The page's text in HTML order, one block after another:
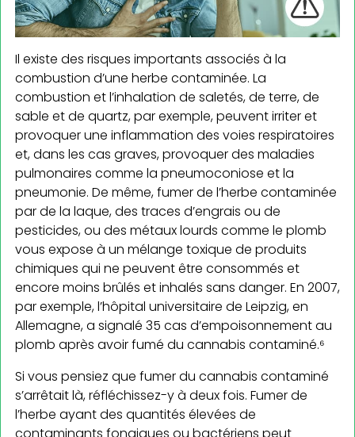
Il existe des risques importants associés à la
combustion d’une herbe contaminée. La
combustion et l’inhalation de saletés, de terre, de
sable et de quartz, par exemple, peuvent irriter et
provoquer une inflammation des voies respiratoires
et, dans les cas graves, provoquer des maladies
pulmonaires comme la pneumoconiose et la
pneumonie. De même, fumer de l’herbe contaminée
par de la laque, des traces d’engrais ou de
pesticides, ou des métaux lourds comme le plomb
vous expose à un mélange toxique de produits
chimiques qui ne peuvent être consommés et
encore moins brûlés et inhalés sans danger. En 2007,
par exemple, l’hôpital universitaire de Leipzig, en
Allemagne, a signalé 35 cas d’empoisonnement au
plomb après avoir fumé du cannabis contaminé.⁶
Si vous pensiez que fumer du cannabis contaminé
s’arrêtait là, réfléchissez-y à deux fois. Fumer de
l’herbe ayant des quantités élevées de
contaminants fongiques ou bactériens peut